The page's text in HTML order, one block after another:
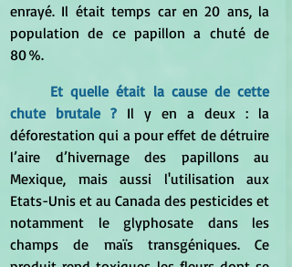
enrayé. Il était temps car en 20 ans, la
population de ce papillon a chuté de
80 %.
Et quelle était la cause de cette
chute brutale ? Il y en a deux : la
déforestation qui a pour effet de détruire
l’aire d’hivernage des papillons au
Mexique, mais aussi l'utilisation aux
Etats-Unis et au Canada des pesticides et
notamment le glyphosate dans les
champs de maïs transgéniques. Ce